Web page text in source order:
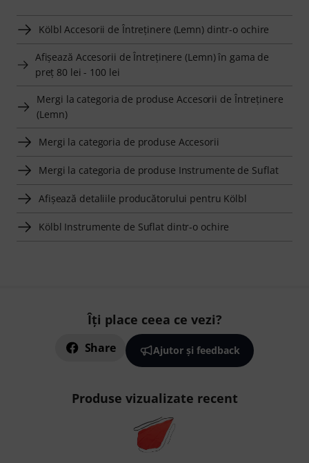
Kölbl Accesorii de Întreţinere (Lemn) dintr-o ochire
Afişează Accesorii de Întreţinere (Lemn) în gama de
preţ 80 lei - 100 lei
Mergi la categoria de produse Accesorii de Întreţinere
(Lemn)
Mergi la categoria de produse Accesorii
Mergi la categoria de produse Instrumente de Suflat
Afişează detaliile producătorului pentru Kölbl
Kölbl Instrumente de Suflat dintr-o ochire
Îți place ceea ce vezi?
Share Ajutor și feedback
Produse vizualizate recent